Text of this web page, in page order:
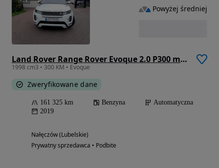
Land Rover Range Rover Evoque 2.0 P300 mHEV R-Dynamic S
1998 cm3 • 300 KM • Evoque
Zweryfikowane dane
161 325 km Benzyna
Automatyczna
2019
Nałęczów (Lubelskie)
Prywatny sprzedawca • Podbite
Powyżej średniej